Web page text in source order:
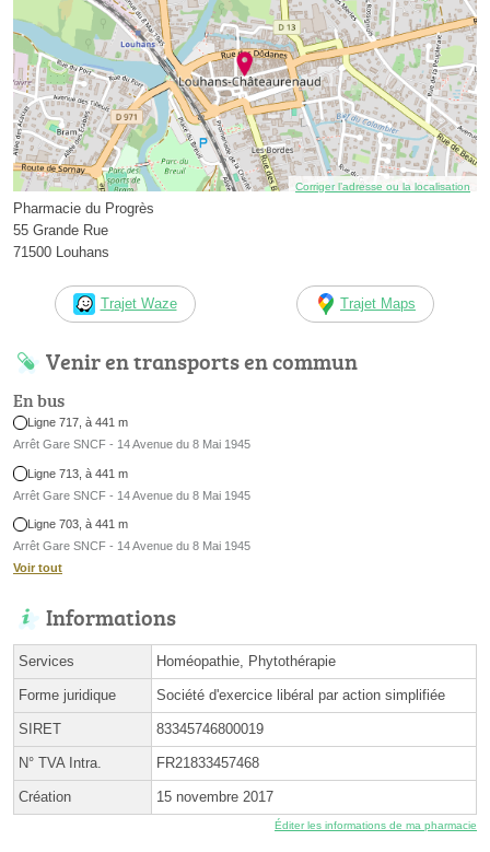
Corriger l’adresse ou la localisation
Pharmacie du Progrès
55 Grande Rue
71500 Louhans
Trajet Waze Trajet Maps
Venir en transports en commun
En bus
Ligne 717, à 441 m
Arrêt Gare SNCF - 14 Avenue du 8 Mai 1945
Ligne 713, à 441 m
Arrêt Gare SNCF - 14 Avenue du 8 Mai 1945
Ligne 703, à 441 m
Arrêt Gare SNCF - 14 Avenue du 8 Mai 1945
Voir tout
Informations
Services Homéopathie, Phytothérapie
Forme juridique Société d'exercice libéral par action simplifiée
SIRET 83345746800019
N° TVA Intra. FR21833457468
Création 15 novembre 2017
Éditer les informations de ma pharmacie